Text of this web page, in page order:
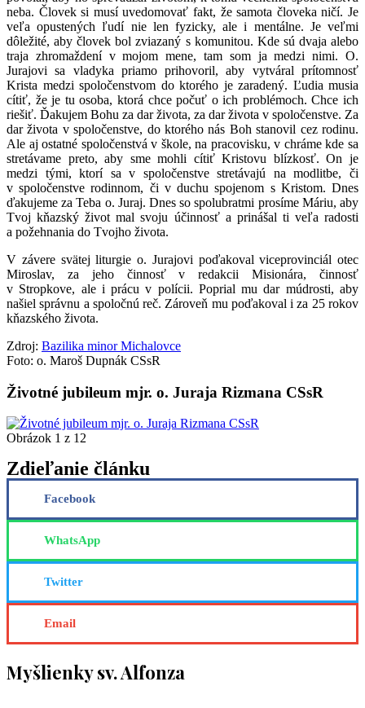
neba. Človek si musí uvedomovať fakt, že samota človeka ničí. Je
veľa opustených ľudí nie len fyzicky, ale i mentálne. Je veľmi
dôležité, aby človek bol zviazaný s komunitou. Kde sú dvaja alebo
traja zhromaždení v mojom mene, tam som ja medzi nimi. O.
Jurajovi sa vladyka priamo prihovoril, aby vytváral prítomnosť
Krista medzi spoločenstvom do ktorého je zaradený. Ľudia musia
cítiť, že je tu osoba, ktorá chce počuť o ich problémoch. Chce ich
riešiť. Ďakujem Bohu za dar života, za dar života v spoločenstve. Za
dar života v spoločenstve, do ktorého nás Boh stanovil cez rodinu.
Ale aj ostatné spoločenstvá v škole, na pracovisku, v chráme kde sa
stretávame preto, aby sme mohli cítiť Kristovu blízkosť. On je
medzi tými, ktorí sa v spoločenstve stretávajú na modlitbe, či
v spoločenstve rodinnom, či v duchu spojenom s Kristom. Dnes
ďakujeme za Teba o. Juraj. Dnes so spolubratmi prosíme Máriu, aby
Tvoj kňazský život mal svoju účinnosť a prinášal ti veľa radosti
a požehnania do Tvojho života.
V závere svätej liturgie o. Jurajovi poďakoval viceprovinciál otec
Miroslav, za jeho činnosť v redakcii Misionára, činnosť
v Stropkove, ale i prácu v polícii. Poprial mu dar múdrosti, aby
našiel správnu a spoločnú reč. Zároveň mu poďakoval i za 25 rokov
kňazského života.
Zdroj: Bazilika minor Michalovce
Foto: o. Maroš Dupnák CSsR
Životné jubileum mjr. o. Juraja Rizmana CSsR
Obrázok 1 z 12
Zdieľanie článku
Facebook
WhatsApp
Twitter
Email
Myšlienky sv. Alfonza